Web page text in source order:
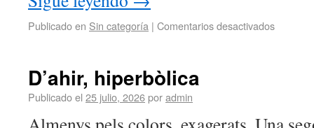
Publicado en Sin categoría | Comentarios desactivados
D’ahir, hiperbòlica
Publicado el 25 julio, 2026poradmin